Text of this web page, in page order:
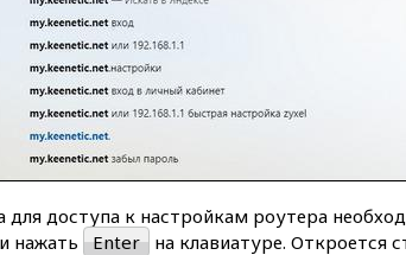
для доступа к настройкам роутера
нажать
Enter
на клавиатуре. Откроется